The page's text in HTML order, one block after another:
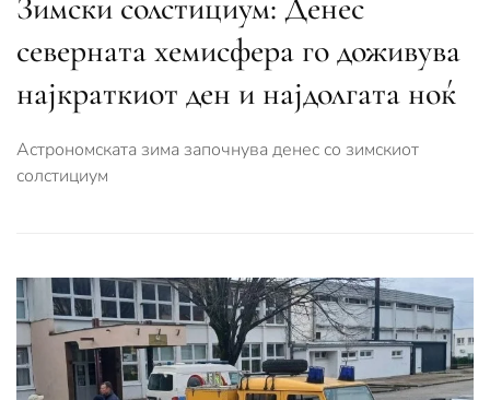
северната хемисфера го доживува
најкраткиот ден и најдолгатa ноќ
Астрономската зима започнува денес со зимскиот
солстициум